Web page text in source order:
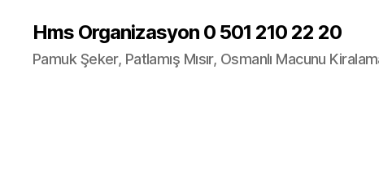
Hms Organizasyon 0 501 210 22 20
Pamuk Şeker, Patlamış Mısır, Osmanlı Macunu